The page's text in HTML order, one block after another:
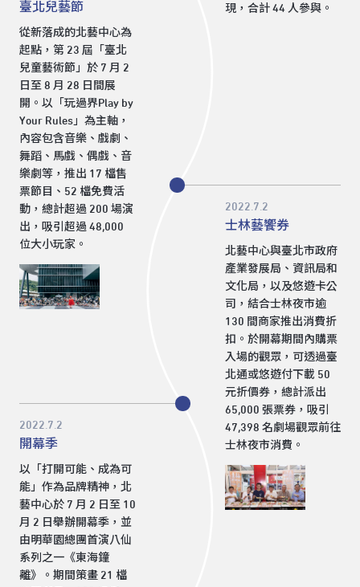
現，合計 44 人參與。
臺北兒藝節
從新落成的北藝中心為
起點，第 23 屆「臺北
兒童藝術節」於 7 月 2
日至 8 月 28 日間展
開。以「玩過界Play by
Your Rules」為主軸，
內容包含音樂、戲劇、
舞蹈、馬戲、偶戲、音
樂劇等，推出 17 檔售
票節目、52 檔免費活
動，總計超過 200 場演
出，吸引超過 48,000
位大小玩家。
2022.7.2
士林藝饗券
北藝中心與臺北市政府
產業發展局、資訊局和
文化局，以及悠遊卡公
司，結合士林夜市逾
130 間商家推出消費折
扣。於開幕期間內購票
入場的觀眾，可透過臺
北通或悠遊付下載 50
元折價券，總計派出
65,000 張票券，吸引
47,398 名劇場觀眾前往
士林夜市消費。
2022.7.2
開幕季
以「打開可能、成為可
能」作為品牌精神，北
藝中心於 7 月 2 日至 10
月 2 日舉辦開幕季，並
由明華園總團首演八仙
系列之一《東海鐘
離》。期間策畫 21 檔